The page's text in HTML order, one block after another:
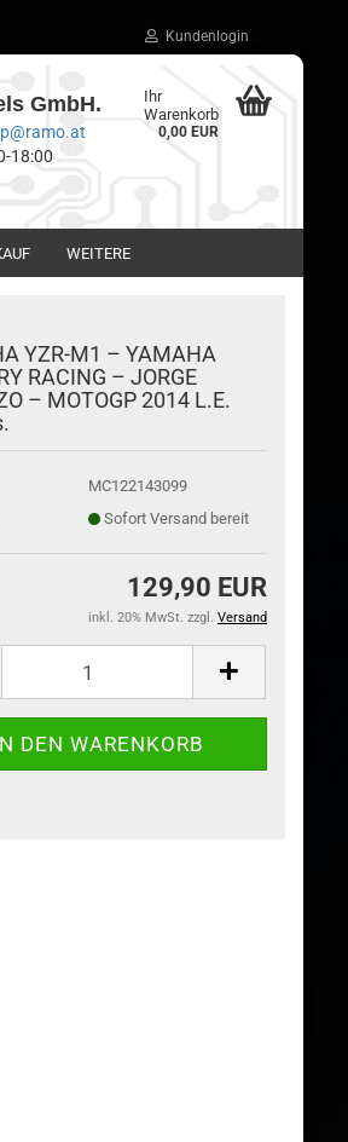
Kundenlogin
GmbH.
18:00
Ihr
Warenkorb
0,00 EUR
WEITERE
YZR-M1 – YAMAHA
RACING – JORGE
– MOTOGP 2014 L.E.
MC122143099
Sofort Versand bereit
129,90 EUR
inkl. 20% MwSt. zzgl. Versand